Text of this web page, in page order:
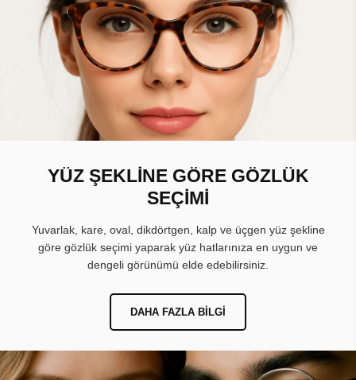
YÜZ ŞEKLİNE GÖRE GÖZLÜK
SEÇİMİ
Yuvarlak, kare, oval, dikdörtgen, kalp ve üçgen yüz şekline
göre gözlük seçimi yaparak yüz hatlarınıza en uygun ve
dengeli görünümü elde edebilirsiniz.
DAHA FAZLA BILGI